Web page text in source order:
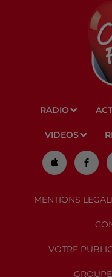
RADIO
VIDEOS
MENTIONS
VOTRE